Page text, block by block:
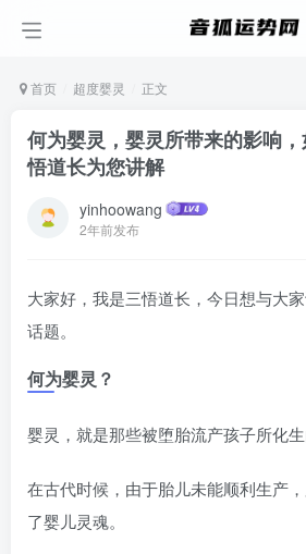
首页 超度婴灵 正文
何为婴灵，婴灵所带来的影响
悟道长为您讲解
yinhoowang
2年前发布
大家好，我是三悟道长，今日想与大
话题。
何为婴灵？
婴灵，就是那些被堕胎流产孩子所化生
在古代时候，由于胎儿未能顺利生产
了婴儿灵魂。